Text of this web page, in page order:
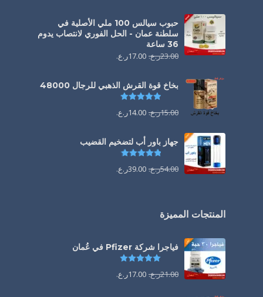
حبوب سيالس 100 ملي الأصلية في
سلطنة عمان - الحل الفوري لانتصاب يدوم
36 ساعة
23.00ر.ع. 17.00ر.ع.
بخاخ قوة القرش الذهبي للرجال 48000
تم التقييم
15.00ر.ع. 14.00ر.ع.
جهاز باور أب لتضخيم القضيب
تم التقييم
54.00ر.ع. 39.00ر.ع.
المنتجات المميزة
فياجرا شركة Pfizer في عُمان
21.00ر.ع. 17.00ر.ع.